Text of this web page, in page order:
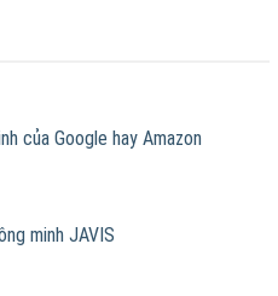
của Google hay Amazon
minh JAVIS